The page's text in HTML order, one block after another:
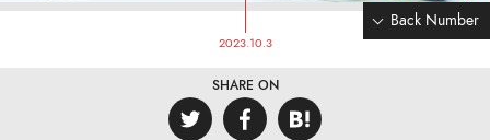
Back Number
2023.10.3
SHARE ON